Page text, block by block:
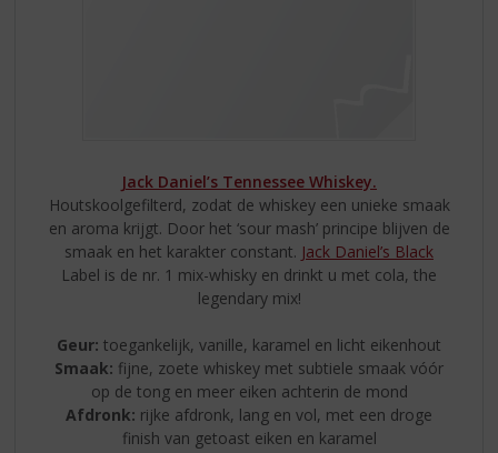
Jack Daniel’s Tennessee Whiskey.
Houtskoolgefilterd, zodat de whiskey een unieke smaak
en aroma krijgt. Door het ‘sour mash’ principe blijven de
smaak en het karakter constant. Jack Daniel’s Black
Label is de nr. 1 mix-whisky en drinkt u met cola, the
legendary mix!
Geur: toegankelijk, vanille, karamel en licht eikenhout
Smaak: fijne, zoete whiskey met subtiele smaak vóór
op de tong en meer eiken achterin de mond
Afdronk: rijke afdronk, lang en vol, met een droge
finish van getoast eiken en karamel